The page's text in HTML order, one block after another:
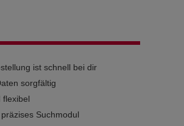
ist schnell bei dir
sorgfältig
flexibel
Suchmodul